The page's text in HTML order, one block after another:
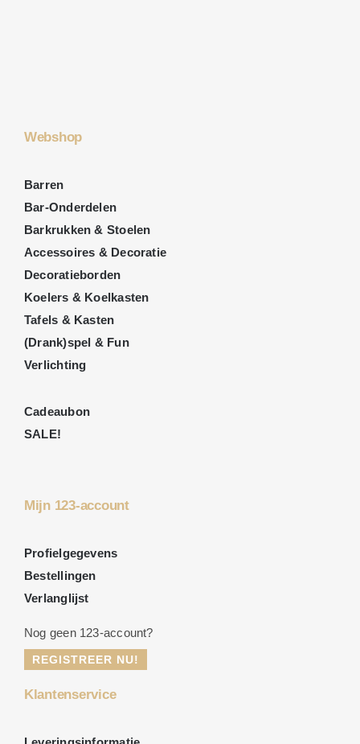
Webshop
Barren
Bar-Onderdelen
Barkrukken & Stoelen
Accessoires & Decoratie
Decoratieborden
Koelers & Koelkasten
Tafels & Kasten
(Drank)spel & Fun
Verlichting
Cadeaubon
SALE!
Mijn 123-account
Profielgegevens
Bestellingen
Verlanglijst
Nog geen 123-account?
REGISTREER NU!
Klantenservice